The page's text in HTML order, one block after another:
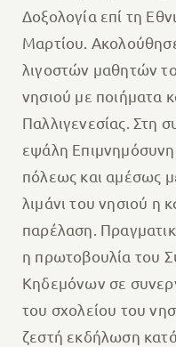
Δοξολογία επί τη
Μαρτίου.
λιγοστών μαθητών
νησιού με ποιήματα
Παλλιγενεσίας. Στη
εψάλη
πόλεως και αμέσως
λιμάνι του νησιού η
παρέλαση.
η πρωτοβουλία του
Κηδεμόνων σε
του σχολείου του
ζεστή εκδήλωση κατά